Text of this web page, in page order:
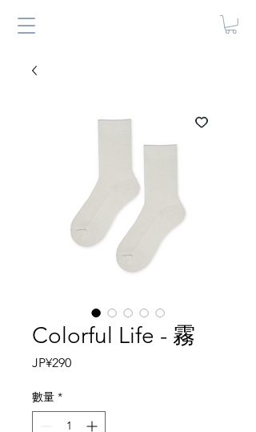
Colorful Life - 霧
JP¥290價
數量 *